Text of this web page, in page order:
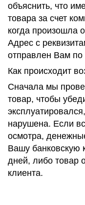
объяснить, что
товара за счет
когда произошла
Адрес с
отправлен Вам по
Как происходит
Сначала мы
товар, чтобы
нарушена. Если
осмотра,
Вашу банковскую
дней, либо товар
клиента.